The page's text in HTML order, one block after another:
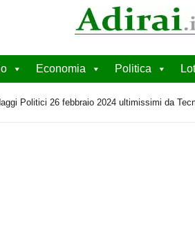
Economia Politica
Politici 26 febbraio 2024 ultimissimi da